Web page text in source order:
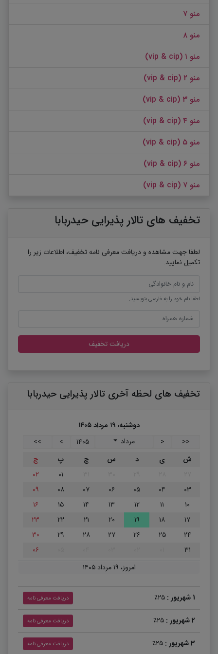
منو ۷
منو ۸
منو ۱ (vip & cip)
منو ۲ (vip & cip)
منو ۳ (vip & cip)
منو ۴ (vip & cip)
منو ۵ (vip & cip)
منو ۶ (vip & cip)
منو ۷ (vip & cip)
تخفیف های تالار پذیرایی حیدربابا
لطفا جهت مشاهده و دریافت معرفی نامه تخفیف، اطلاعات زیر را
تکمیل نمایید.
لطفا نام خود را به فارسی بنویسید.
دریافت تخفیف
تخفیف های لحظه آخری تالار پذیرایی حیدربابا
دوشنبه، ۱۹ مرداد ۱۴۰۵
<<
< مرداد ۱۴۰۵ >
>>
ش
ی د س چ پ
ج
۰۱
۰۲
۰۳
۰۴ ۰۵ ۰۶ ۰۷ ۰۸
۰۹
۱۰
۱۱ ۱۲ ۱۳ ۱۴ ۱۵
۱۶
۱۷
۱۸ ۱۹ ۲۰ ۲۱ ۲۲
۲۳
۲۴
۲۵ ۲۶ ۲۷ ۲۸ ۲۹
۳۰
۳۱
۰۶
امروز، ۱۹ مرداد ۱۴۰۵
1 شهریور : ۲۵٪ دریافت معرفی نامه
2 شهریور : ۲۵٪ دریافت معرفی نامه
3 شهریور : ۲۵٪ دریافت معرفی نامه